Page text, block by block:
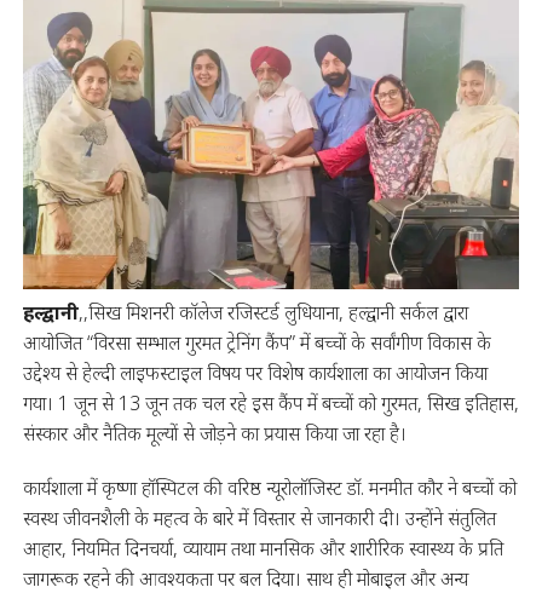
हल्द्वानी,,सिख मिशनरी कॉलेज रजिस्टर्ड लुधियाना, हल्द्वानी सर्कल द्वारा
आयोजित “विरसा सम्भाल गुरमत ट्रेनिंग कैंप” में बच्चों के सर्वांगीण विकास के
उद्देश्य से हेल्दी लाइफस्टाइल विषय पर विशेष कार्यशाला का आयोजन किया
गया। 1 जून से 13 जून तक चल रहे इस कैंप में बच्चों को गुरमत, सिख इतिहास,
संस्कार और नैतिक मूल्यों से जोड़ने का प्रयास किया जा रहा है।
कार्यशाला में कृष्णा हॉस्पिटल की वरिष्ठ न्यूरोलॉजिस्ट डॉ. मनमीत कौर ने बच्चों को
स्वस्थ जीवनशैली के महत्व के बारे में विस्तार से जानकारी दी। उन्होंने संतुलित
आहार, नियमित दिनचर्या, व्यायाम तथा मानसिक और शारीरिक स्वास्थ्य के प्रति
जागरूक रहने की आवश्यकता पर बल दिया। साथ ही मोबाइल और अन्य